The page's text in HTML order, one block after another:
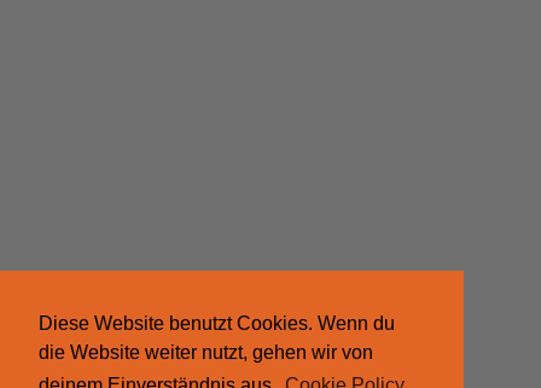
Diese Website benutzt Cookies. Wenn du
die Website weiter nutzt, gehen wir von